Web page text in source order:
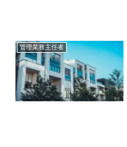
管理業務主任者